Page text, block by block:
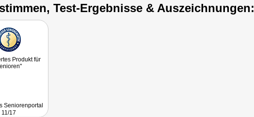
Test-Ergebnisse & Auszeichnungen:
Produkt für
Seniorenportal
11/17